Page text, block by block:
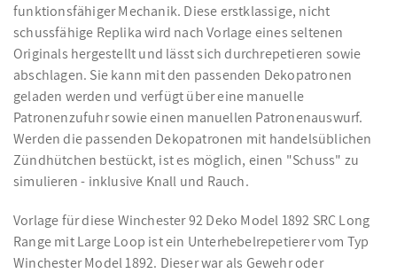
funktionsfähiger Mechanik. Diese erstklassige, nicht
schussfähige Replika wird nach Vorlage eines seltenen
Originals hergestellt und lässt sich durchrepetieren sowie
abschlagen. Sie kann mit den passenden Dekopatronen
geladen werden und verfügt über eine manuelle
Patronenzufuhr sowie einen manuellen Patronenauswurf.
Werden die passenden Dekopatronen mit handelsüblichen
Zündhütchen bestückt, ist es möglich, einen "Schuss" zu
simulieren - inklusive Knall und Rauch.
Vorlage für diese Winchester 92 Deko Model 1892 SRC Long
Range mit Large Loop ist ein Unterhebelrepetierer vom Typ
Winchester Model 1892. Dieser war als Gewehr oder